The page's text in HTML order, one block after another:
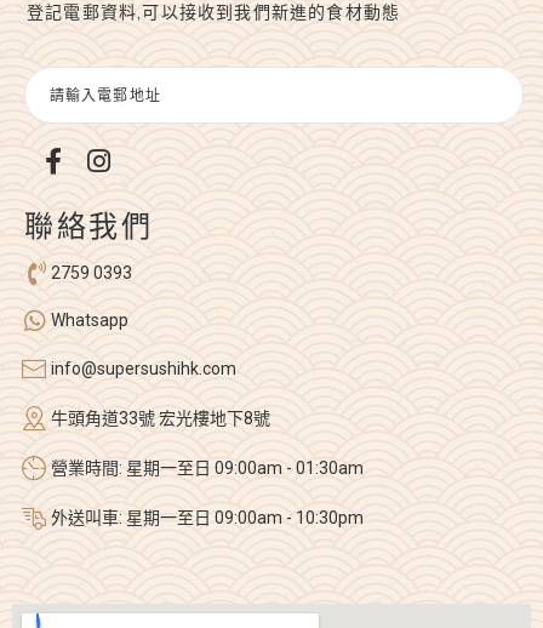
登記電郵資料,可以接收到我們新進的食材動態
聯絡我們
2759 0393
Whatsapp
info@supersushihk.com
牛頭角道33號 宏光樓地下8號
營業時間: 星期一至日 09:00am - 01:30am
外送叫車: 星期一至日 09:00am - 10:30pm